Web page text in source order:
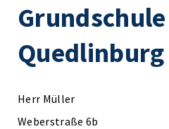
Grundschule
Quedlinburg
Herr Müller
Weberstraße 6b